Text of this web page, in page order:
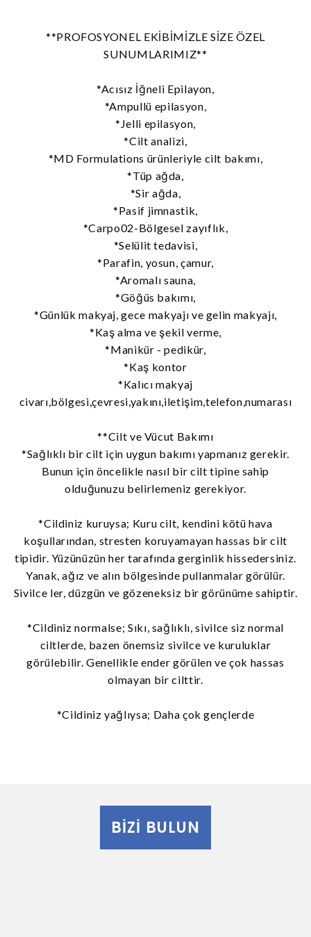
**PROFOSYONEL EKİBİMİZLE SİZE ÖZEL
SUNUMLARIMIZ**
*Acısız İğneli Epilayon,
*Ampullü epilasyon,
*Jelli epilasyon,
*Cilt analizi,
*MD Formulations ürünleriyle cilt bakımı,
*Tüp ağda,
*Sir ağda,
*Pasif jimnastik,
*Carpo02-Bölgesel zayıflık,
*Selülit tedavisi,
*Parafin, yosun, çamur,
*Aromalı sauna,
*Göğüs bakımı,
*Günlük makyaj, gece makyajı ve gelin makyajı,
*Kaş alma ve şekil verme,
*Manikür - pedikür,
*Kaş kontor
*Kalıcı makyaj
civarı,bölgesi,çevresi,yakını,iletişim,telefon,numarası
**Cilt ve Vücut Bakımı
*Sağlıklı bir cilt için uygun bakımı yapmanız gerekir.
Bunun için öncelikle nasıl bir cilt tipine sahip
olduğunuzu belirlemeniz gerekiyor.
*Cildiniz kuruysa; Kuru cilt, kendini kötü hava
koşullarından, stresten koruyamayan hassas bir cilt
tipidir. Yüzünüzün her tarafında gerginlik hissedersiniz.
Yanak, ağız ve alın bölgesinde pullanmalar görülür.
Sivilce ler, düzgün ve gözeneksiz bir görünüme sahiptir.
*Cildiniz normalse; Sıkı, sağlıklı, sivilce siz normal
ciltlerde, bazen önemsiz sivilce ve kuruluklar
görülebilir. Genellikle ender görülen ve çok hassas
olmayan bir cilttir.
*Cildiniz yağlıysa; Daha çok gençlerde
BIZI BULUN